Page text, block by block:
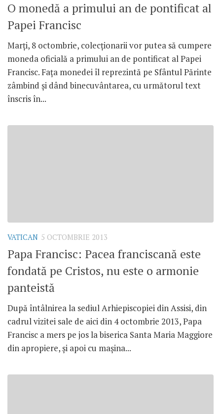
O monedă a primului an de pontificat al
Papei Francisc
Marţi, 8 octombrie, colecţionarii vor putea să cumpere
moneda oficială a primului an de pontificat al Papei
Francisc. Faţa monedei îl reprezintă pe Sfântul Părinte
zâmbind şi dând binecuvântarea, cu următorul text
înscris în...
VATICAN 5 OCTOMBRIE 2013
Papa Francisc: Pacea franciscană este
fondată pe Cristos, nu este o armonie
panteistă
După întâlnirea la sediul Arhiepiscopiei din Assisi, din
cadrul vizitei sale de aici din 4 octombrie 2013, Papa
Francisc a mers pe jos la biserica Santa Maria Maggiore
din apropiere, şi apoi cu maşina...